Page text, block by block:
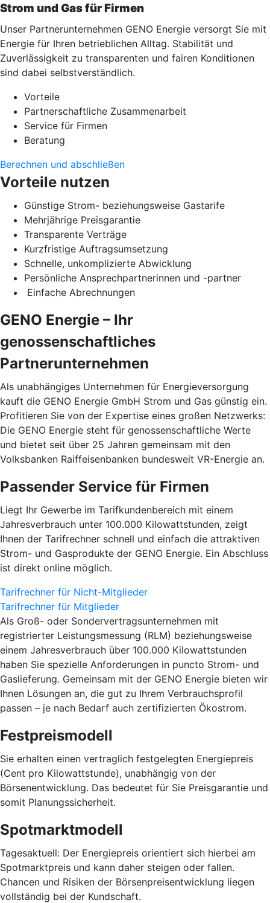
Strom und Gas für Firmen
Unser Partnerunternehmen GENO Energie versorgt Sie mit
Energie für Ihren betrieblichen Alltag. Stabilität und
Zuverlässigkeit zu transparenten und fairen Konditionen
sind dabei selbstverständlich.
Vorteile
Partnerschaftliche Zusammenarbeit
Service für Firmen
Beratung
Berechnen und abschließen
Vorteile nutzen
Günstige Strom- beziehungsweise Gastarife
Mehrjährige Preisgarantie
Transparente Verträge
Kurzfristige Auftragsumsetzung
Schnelle, unkomplizierte Abwicklung
Persönliche Ansprechpartnerinnen und -partner
Einfache Abrechnungen
GENO Energie – Ihr
genossenschaftliches
Partnerunternehmen
Als unabhängiges Unternehmen für Energieversorgung
kauft die GENO Energie GmbH Strom und Gas günstig ein.
Profitieren Sie von der Expertise eines großen Netzwerks:
Die GENO Energie steht für genossenschaftliche Werte
und bietet seit über 25 Jahren gemeinsam mit den
Volksbanken Raiffeisenbanken bundesweit VR-Energie an.
Passender Service für Firmen
Liegt Ihr Gewerbe im Tarifkundenbereich mit einem
Jahresverbrauch unter 100.000 Kilowattstunden, zeigt
Ihnen der Tarifrechner schnell und einfach die attraktiven
Strom- und Gasprodukte der GENO Energie. Ein Abschluss
ist direkt online möglich.
Tarifrechner für Nicht-Mitglieder
Tarifrechner für Mitglieder
Als Groß- oder Sondervertragsunternehmen mit
registrierter Leistungsmessung (RLM) beziehungsweise
einem Jahresverbrauch über 100.000 Kilowattstunden
haben Sie spezielle Anforderungen in puncto Strom- und
Gaslieferung. Gemeinsam mit der GENO Energie bieten wir
Ihnen Lösungen an, die gut zu Ihrem Verbrauchsprofil
passen – je nach Bedarf auch zertifizierten Ökostrom.
Festpreismodell
Sie erhalten einen vertraglich festgelegten Energiepreis
(Cent pro Kilowattstunde), unabhängig von der
Börsenentwicklung. Das bedeutet für Sie Preisgarantie und
somit Planungssicherheit.
Spotmarktmodell
Tagesaktuell: Der Energiepreis orientiert sich hierbei am
Spotmarktpreis und kann daher steigen oder fallen.
Chancen und Risiken der Börsenpreisentwicklung liegen
vollständig bei der Kundschaft.